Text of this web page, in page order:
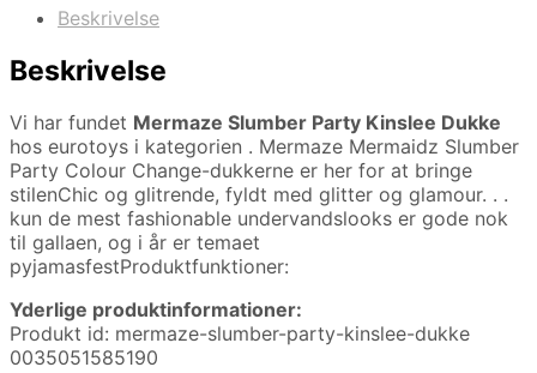
Beskrivelse
Beskrivelse
Vi har fundet Mermaze Slumber Party Kinslee Dukke
hos eurotoys i kategorien . Mermaze Mermaidz Slumber
Party Colour Change-dukkerne er her for at bringe
stilenChic og glitrende, fyldt med glitter og glamour. . .
kun de mest fashionable undervandslooks er gode nok
til gallaen, og i år er temaet
pyjamasfestProduktfunktioner:
Yderlige produktinformationer:
Produkt id: mermaze-slumber-party-kinslee-dukke
0035051585190